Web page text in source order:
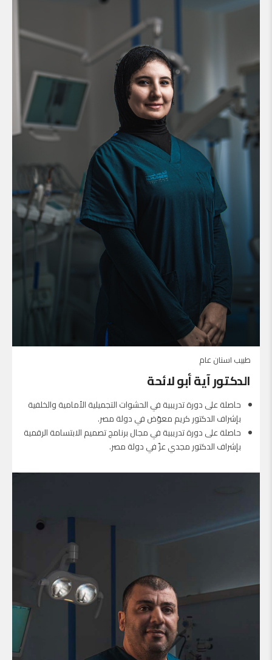
طبيب اسنان عام
الدكتور آية أبو لائحة
حاصلة على دورة تدريبية في الحشوات التجميلية الأمامية والخلفية
بإشراف الدكتور كريم معوّض في دولة مصر.
حاصلة على دورة تدريبية في مجال برنامج تصميم الابتسامة الرقمية
بإشراف الدكتور مجدي عزّ في دولة مصر.